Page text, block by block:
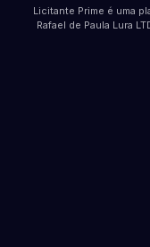
Licitante Prime é uma
Rafael de Paula Lura